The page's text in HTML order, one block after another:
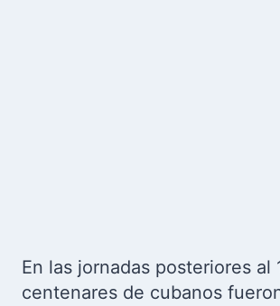
En las jornadas posteriores al
centenares de cubanos